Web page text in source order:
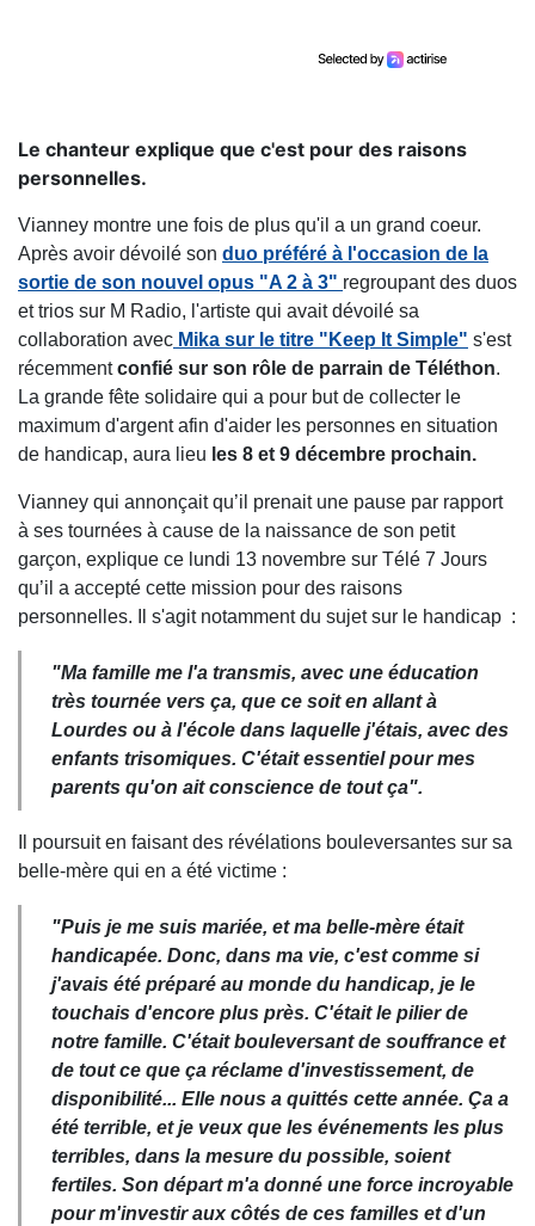
Le chanteur explique que c'est pour des raisons
personnelles.
Vianney montre une fois de plus qu'il a un grand coeur.
Après avoir dévoilé son duo préféré à l'occasion de la
sortie de son nouvel opus "A 2 à 3" regroupant des duos
et trios sur M Radio, l'artiste qui avait dévoilé sa
collaboration avec Mika sur le titre "Keep It Simple" s'est
récemmentconfié sur son rôle de parrain de Téléthon.
La grande fête solidaire qui a pour but de collecter le
maximum d'argent afin d'aider les personnes en situation
de handicap, aura lieu les 8 et 9 décembre prochain.
Vianney qui annonçait qu’il prenait une pause par rapport
à ses tournées à cause de la naissance de son petit
garçon, explique ce lundi 13 novembre sur Télé 7 Jours
qu’il a accepté cette mission pour des raisons
personnelles. Il s'agit notamment du sujet sur le handicap :
"Ma famille me l'a transmis, avec une éducation
très tournée vers ça, que ce soit en allant à
Lourdes ou à l'école dans laquelle j'étais, avec des
enfants trisomiques. C'était essentiel pour mes
parents qu'on ait conscience de tout ça".
Il poursuit en faisant des révélations bouleversantes sur sa
belle-mère qui en a été victime :
"Puis je me suis mariée, et ma belle-mère était
handicapée. Donc, dans ma vie, c'est comme si
j'avais été préparé au monde du handicap, je le
touchais d'encore plus près. C'était le pilier de
notre famille. C'était bouleversant de souffrance et
de tout ce que ça réclame d'investissement, de
disponibilité... Elle nous a quittés cette année. Ça a
été terrible, et je veux que les événements les plus
terribles, dans la mesure du possible, soient
fertiles. Son départ m'a donné une force incroyable
pour m'investir aux côtés de ces familles et d'un